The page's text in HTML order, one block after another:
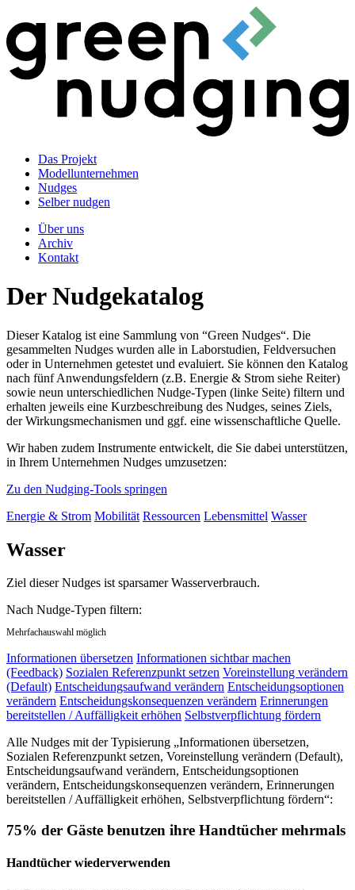
Das Projekt
Modellunternehmen
Nudges
Selber nudgen
Über uns
Archiv
Kontakt
Der Nudgekatalog
Dieser Katalog ist eine Sammlung von “Green Nudges“. Die
gesammelten Nudges wurden alle in Laborstudien, Feldversuchen
oder in Unternehmen getestet und evaluiert. Sie können den Katalog
nach fünf Anwendungsfeldern (z.B. Energie & Strom siehe Reiter)
sowie neun unterschiedlichen Nudge-Typen (linke Seite) filtern und
erhalten jeweils eine Kurzbeschreibung des Nudges, seines Ziels,
der Wirkungsmechanismen und ggf. eine wissenschaftliche Quelle.
Wir haben zudem Instrumente entwickelt, die Sie dabei unterstützen,
in Ihrem Unternehmen Nudges umzusetzen:
Zu den Nudging-Tools springen
Energie & Strom Mobilität Ressourcen Lebensmittel Wasser
Wasser
Ziel dieser Nudges ist sparsamer Wasserverbrauch.
Nach Nudge-Typen filtern:
Mehrfachauswahl möglich
Informationen übersetzen Informationen sichtbar machen
(Feedback) Sozialen Referenzpunkt setzen Voreinstellung verändern
(Default) Entscheidungsaufwand verändern Entscheidungsoptionen
verändern Entscheidungskonsequenzen verändern Erinnerungen
bereitstellen / Auffälligkeit erhöhen Selbstverpflichtung fördern
Alle Nudges mit der Typisierung „Informationen übersetzen,
Sozialen Referenzpunkt setzen, Voreinstellung verändern (Default),
Entscheidungsaufwand verändern, Entscheidungsoptionen
verändern, Entscheidungskonsequenzen verändern, Erinnerungen
bereitstellen / Auffälligkeit erhöhen, Selbstverpflichtung fördern“:
75% der Gäste benutzen ihre Handtücher mehrmals
Handtücher wiederverwenden